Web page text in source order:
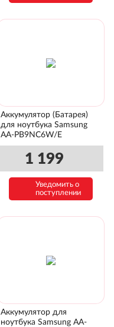
Аккумулятор (Батарея)
для ноутбука Samsung
AA-PB9NC6W/E
1 199
Уведомить о
поступлении
Аккумулятор для
ноутбука Samsung AA-